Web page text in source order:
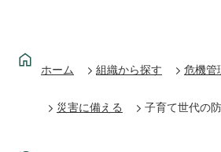
ホーム 組織から探す 危機管
災害に備える 子育て世代の